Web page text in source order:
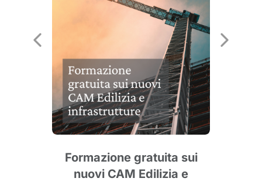
Formazione gratuita sui
nuovi CAM Edilizia e